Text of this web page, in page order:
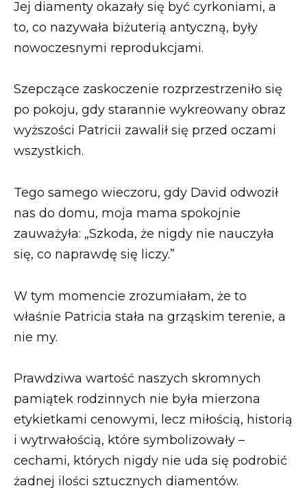
Jej diamenty okazały się być cyrkoniami, a
to, co nazywała biżuterią antyczną, były
nowoczesnymi reprodukcjami.
Szepczące zaskoczenie rozprzestrzeniło się
po pokoju, gdy starannie wykreowany obraz
wyższości Patricii zawalił się przed oczami
wszystkich.
Tego samego wieczoru, gdy David odwoził
nas do domu, moja mama spokojnie
zauważyła: „Szkoda, że nigdy nie nauczyła
się, co naprawdę się liczy.”
W tym momencie zrozumiałam, że to
właśnie Patricia stała na grząskim terenie, a
nie my.
Prawdziwa wartość naszych skromnych
pamiątek rodzinnych nie była mierzona
etykietkami cenowymi, lecz miłością, historią
i wytrwałością, które symbolizowały –
cechami, których nigdy nie uda się podrobić
żadnej ilości sztucznych diamentów.